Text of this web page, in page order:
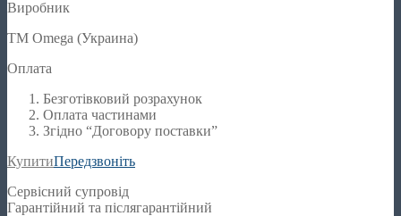
Виробник
TM Omega (Украина)
Оплата
Безготівковий розрахунок
Оплата частинами
Згідно “Договору поставки”
КупитиПередзвоніть
Сервісний супровід
Гарантійний та післягарантійний